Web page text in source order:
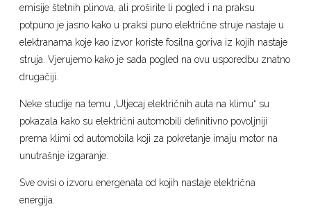
emisije štetnih plinova, ali proširite li pogled i na praksu
potpuno je jasno kako u praksi puno električne struje nastaje u
elektranama koje kao izvor koriste fosilna goriva iz kojih nastaje
struja. Vjerujemo kako je sada pogled na ovu usporedbu znatno
drugačiji.
Neke studije na temu „Utjecaj električnih auta na klimu“ su
pokazala kako su električni automobili definitivno povoljniji
prema klimi od automobila koji za pokretanje imaju motor na
unutrašnje izgaranje.
Sve ovisi o izvoru energenata od kojih nastaje električna
energija.